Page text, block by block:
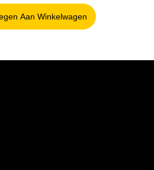
Aan Winkelwagen